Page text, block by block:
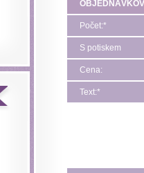
Počet:*
S potiskem
Cena:
Text:*